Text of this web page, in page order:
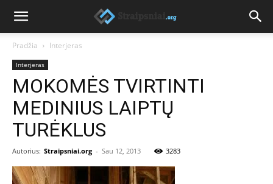
Pradžia Interjeras
Interjeras
MOKOMĖS TVIRTINTI
MEDINIUS LAIPTŲ
TURĖKLUS
Autorius: Straipsniai.org - Sau 12, 2013 3283